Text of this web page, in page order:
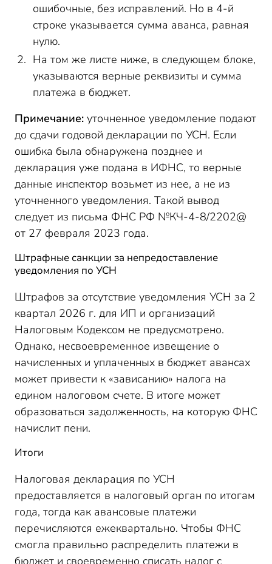
ошибочные, без исправлений. Но в 4-й
строке указывается сумма аванса, равная
нулю.
На том же листе ниже, в следующем блоке,
указываются верные реквизиты и сумма
платежа в бюджет.
Примечание: уточненное уведомление подают
до сдачи годовой декларации по УСН. Если
ошибка была обнаружена позднее и
декларация уже подана в ИФНС, то верные
данные инспектор возьмет из нее, а не из
уточненного уведомления. Такой вывод
следует из письма ФНС РФ №КЧ-4-8/2202@
от 27 февраля 2023 года.
Штрафные санкции за непредоставление
уведомления по УСН
Штрафов за отсутствие уведомления УСН за 2
квартал 2026 г. для ИП и организаций
Налоговым Кодексом не предусмотрено.
Однако, несвоевременное извещение о
начисленных и уплаченных в бюджет авансах
может привести к «зависанию» налога на
едином налоговом счете. В итоге может
образоваться задолженность, на которую ФНС
начислит пени.
Итоги
Налоговая декларация по УСН
предоставляется в налоговый орган по итогам
года, тогда как авансовые платежи
перечисляются ежеквартально. Чтобы ФНС
смогла правильно распределить платежи в
бюджет и своевременно списать налог с